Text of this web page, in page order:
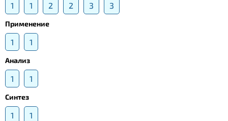
1 1 2 2 3 3
Применение
1 1
Анализ
1 1
Синтез
1 1